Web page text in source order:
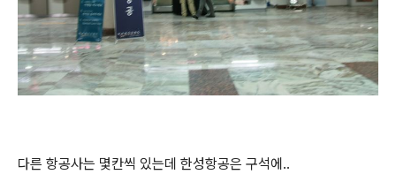
다른 항공사는 몇칸씩 있는데 한성항공은 구석에..